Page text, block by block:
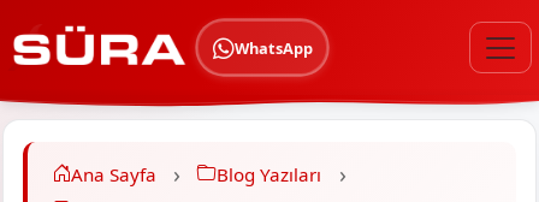
WhatsApp
Ana Sayfa
Blog Yazıları